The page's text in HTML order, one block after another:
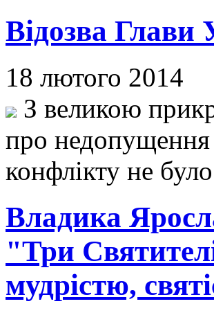
Відозва
18 лютого 2014
З великою
про недопущення
конфлікту не
Владика
"Три
мудрістю,